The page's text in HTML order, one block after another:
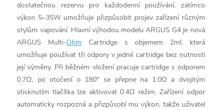
dostatečnou rezervu pro každodenní používání, zatímco
výkon 5–35W umožňuje přizpůsobit projev zařízení různým
stylům vapování. Hlavní výhodou modelu ARGUS G4 je nová
ARGUS Multi-Ohm Cartridge s objemem 2ml, která
umožňuje používat tři odpory v jedné cartridge bez nutnosti
její výměny. Při běžném vložení pracuje cartridge s odporem
0.7Ω, po otočení o 180° se přepne na 1.0Ω a dvojitým
stisknutím tlačítka lze aktivovat 0.4Ω režim. Zařízení odpor
automaticky rozpozná a přizpůsobí mu výkon, takže uživatel